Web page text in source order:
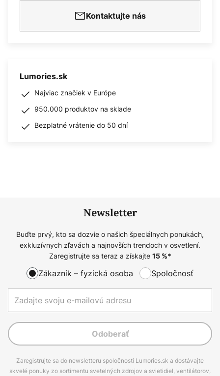
Kontaktujte nás
Lumories.sk
Najviac značiek v Európe
950.000 produktov na sklade
Bezplatné vrátenie do 50 dní
Newsletter
Buďte prvý, kto sa dozvie o našich špeciálnych ponukách,
exkluzívnych zľavách a najnovších trendoch v osvetlení.
Zaregistrujte sa teraz a získajte 15%*
Zákazník – fyzická osoba Spoločnosť
Odoberať
Zaregistrujte sa do newsletteru spoločnosti Lumories.sk a dostávajte
skvelé ponuky zo sortimentu svetelných zdrojov a svietidiel, ventilátorov,